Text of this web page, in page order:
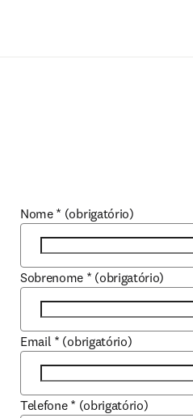
Nome * (obrigatório)
Sobrenome * (obrigatório)
Email * (obrigatório)
Telefone * (obrigatório)